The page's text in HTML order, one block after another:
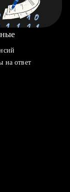
на ответ